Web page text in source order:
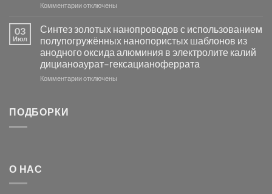
Серебра-
в
видимом
свете
с
помощью
модификации
Комментариик
серебра
с
электродов
серебра
и
отключены
03
Июл
Синтез золотых нанопроводов с использованием
полупогружённых нанопористых шаблонов из
анодного оксида алюминия в электролите калий
дицианоаурат–гексацианоферрата
Комментариикотключены
ПОДБОРКИ
О НАС